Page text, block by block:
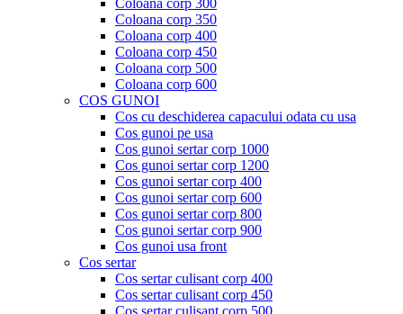
Coloana corp 350
Coloana corp 400
Coloana corp 450
Coloana corp 500
Coloana corp 600
COS GUNOI
Cos cu deschiderea capacului odata cu usa
Cos gunoi pe usa
Cos gunoi sertar corp 1000
Cos gunoi sertar corp 1200
Cos gunoi sertar corp 400
Cos gunoi sertar corp 600
Cos gunoi sertar corp 800
Cos gunoi sertar corp 900
Cos gunoi usa front
Cos sertar
Cos sertar culisant corp 400
Cos sertar culisant corp 450
Cos sertar culisant corp 500